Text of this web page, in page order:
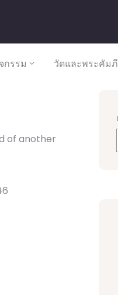
กรรม วัดและพระคัม
of another